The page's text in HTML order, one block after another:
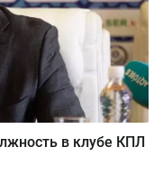
в клубе КПЛ